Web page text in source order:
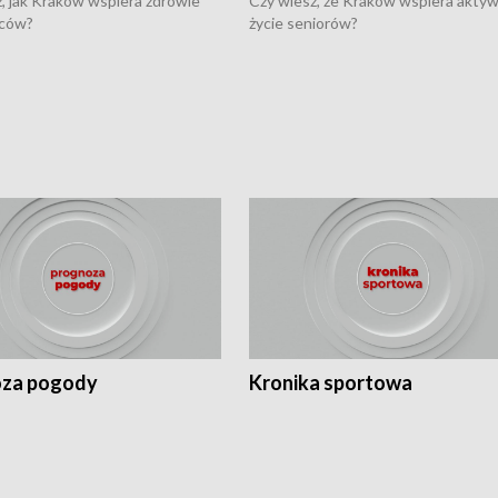
życie seniorów?
pogody Kronika sportowa